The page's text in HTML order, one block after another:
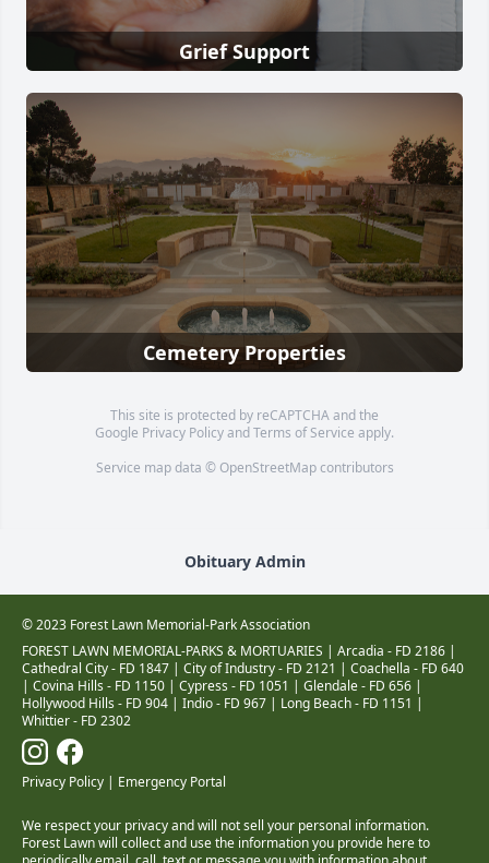
Grief Support
Cemetery Properties
This site is protected by reCAPTCHA and the
Google Privacy PolicyandTerms of Service apply.
Service map data © OpenStreetMapcontributors
Obituary Admin
© 2023 Forest Lawn Memorial-Park Association
FOREST LAWN MEMORIAL-PARKS & MORTUARIES | Arcadia - FD 2186 |
Cathedral City - FD 1847 | City of Industry - FD 2121 | Coachella - FD 640
| Covina Hills - FD 1150 | Cypress - FD 1051 | Glendale - FD 656 |
Hollywood Hills - FD 904 | Indio - FD 967 | Long Beach - FD 1151 |
Whittier - FD 2302
Privacy Policy | Emergency Portal
We respect your privacy and will not sell your personal information.
Forest Lawn will collect and use the information you provide here to